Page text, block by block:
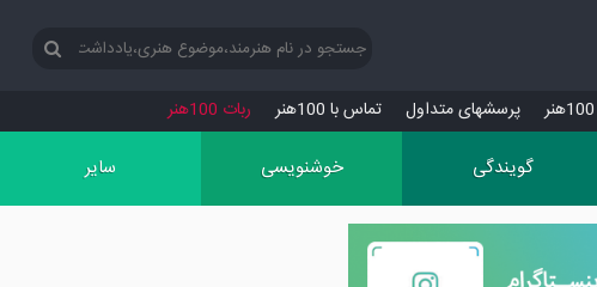
پرسش‏های متداول تماس با 100هنر ربات 100هنر
گویندگی خوشنویسی سایر